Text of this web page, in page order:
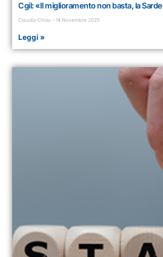
Cgil: «Il miglioramento non basta, la
Claudio Chisu 14 Novembre 2025
Leggi »